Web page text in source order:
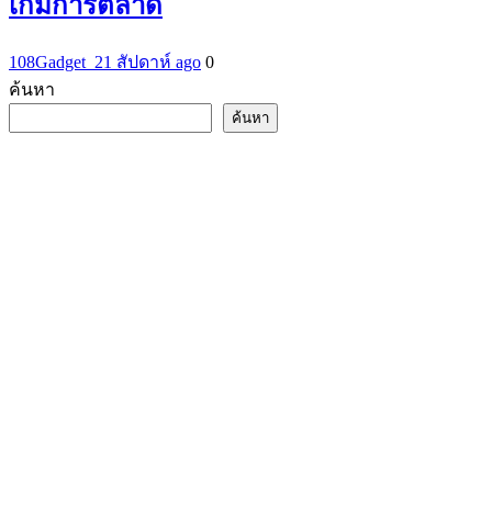
เกมการตลาด
108Gadget_21 สัปดาห์ ago 0
ค้นหา
ค้นหา